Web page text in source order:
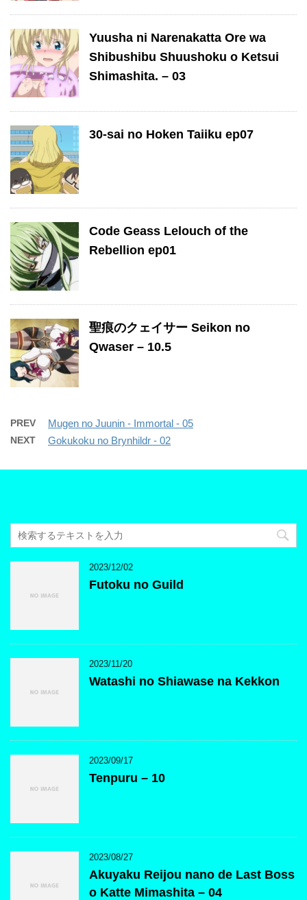
Yuusha ni Narenakatta Ore wa
Shibushibu Shuushoku o Ketsui
Shimashita. – 03
30-sai no Hoken Taiiku ep07
Code Geass Lelouch of the
Rebellion ep01
聖痕のクェイサー Seikon no
Qwaser – 10.5
PREV Mugen no Juunin - Immortal - 05
NEXT Gokukoku no Brynhildr - 02
2023/12/02
Futoku no Guild
2023/11/20
Watashi no Shiawase na Kekkon
2023/09/17
Tenpuru – 10
2023/08/27
Akuyaku Reijou nano de Last Boss
o Katte Mimashita – 04